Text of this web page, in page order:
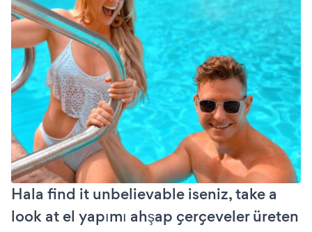
Hala find it unbelievable iseniz, take a
look at el yapımı ahşap çerçeveler üreten